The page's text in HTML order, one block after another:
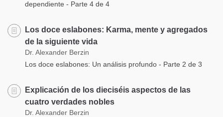
dependiente - Parte 4 de 4
Los doce eslabones: Karma, mente y agregados
de la siguiente vida
Dr. Alexander Berzin
Los doce eslabones: Un análisis profundo - Parte 2 de 3
Explicación de los dieciséis aspectos de las
cuatro verdades nobles
Dr. Alexander Berzin